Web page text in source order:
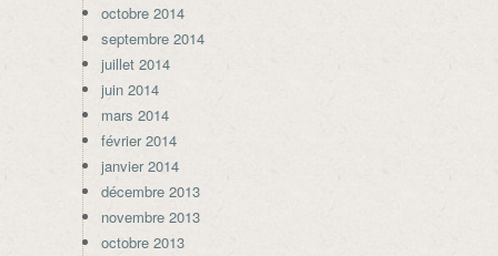
octobre 2014
septembre 2014
juillet 2014
juin 2014
mars 2014
février 2014
janvier 2014
décembre 2013
novembre 2013
octobre 2013